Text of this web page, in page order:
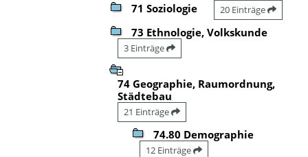
71 Soziologie 20 Einträge
73 Ethnologie, Volkskunde
3 Einträge
74 Geographie, Raumordnung,
Städtebau
21 Einträge
74.80 Demographie
12 Einträge